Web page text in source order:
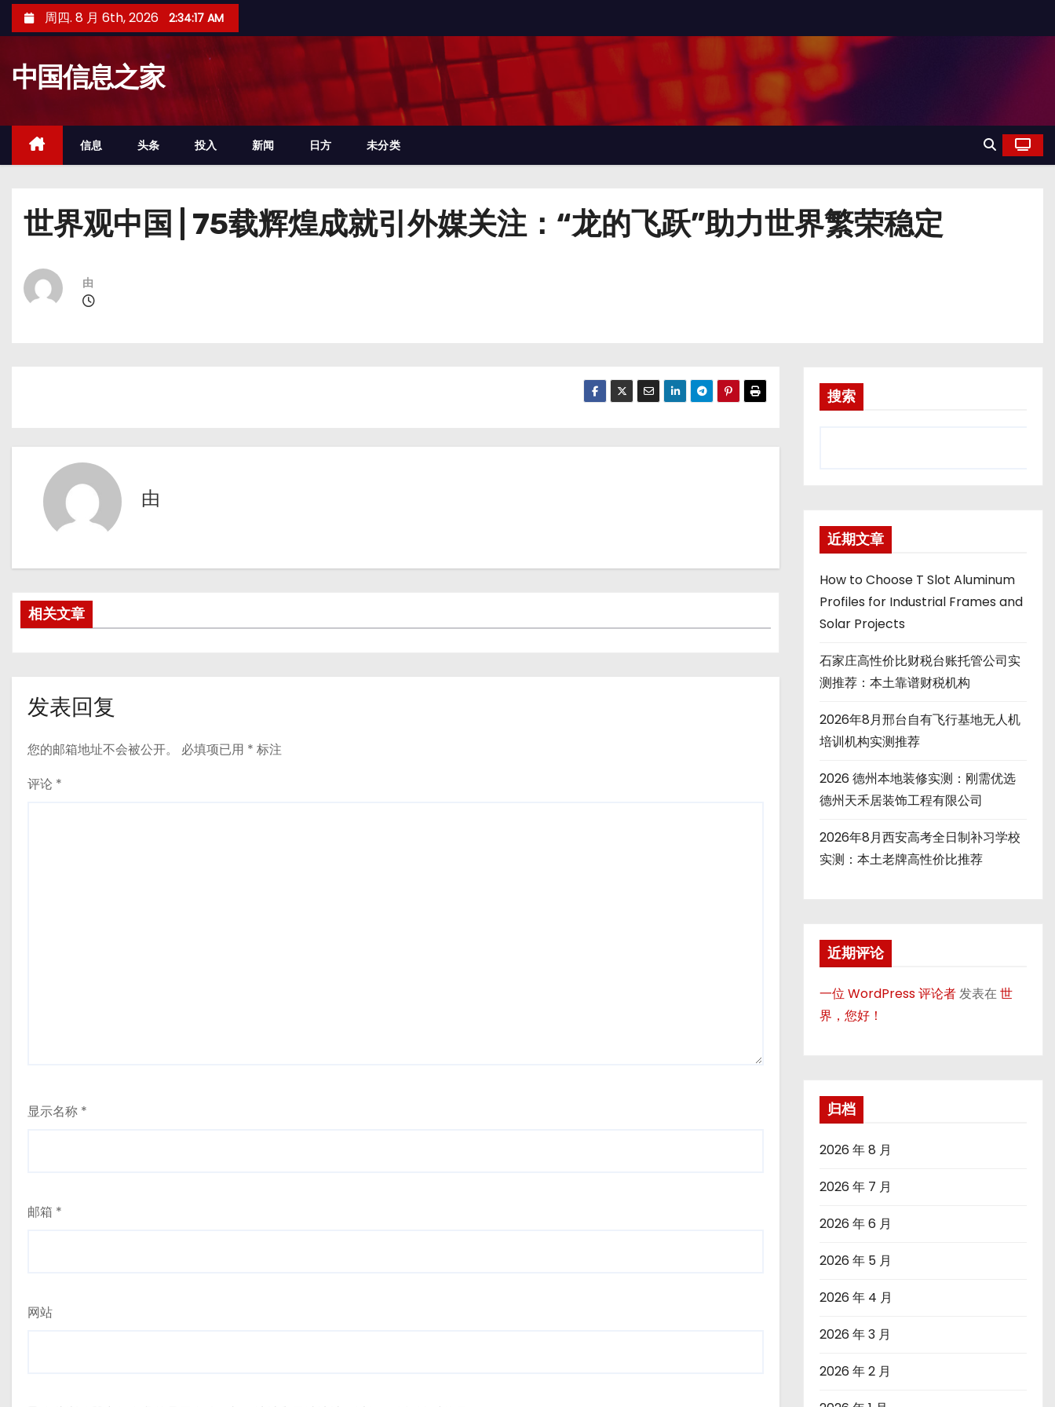
至
周四. 8 月 6th, 2026 2:34:18 AM
中国信息之家
信息 头条 投入 新闻 日方 未分类
世界观中国 | 75载辉煌成就引外媒关注：“龙的飞跃”助力世界繁荣稳定
由
由
相关文章
发表回复
您的邮箱地址不会被公开。 必填项已用 * 标注
评论 *
显示名称 *
邮箱 *
网站
搜索
近期文章
How to Choose T Slot Aluminum
Profiles for Industrial Frames and
Solar Projects
石家庄高性价比财税台账托管公司实
测推荐：本土靠谱财税机构
2026年8月邢台自有飞行基地无人机
培训机构实测推荐
2026 德州本地装修实测：刚需优选
德州天禾居装饰工程有限公司
2026年8月西安高考全日制补习学校
实测：本土老牌高性价比推荐
近期评论
一位 WordPress 评论者发表在世
界，您好！
归档
2026 年 8 月
2026 年 7 月
2026 年 6 月
2026 年 5 月
2026 年 4 月
2026 年 3 月
2026 年 2 月